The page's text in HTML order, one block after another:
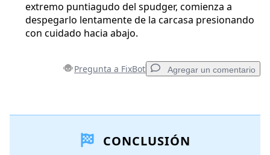
extremo puntiagudo del spudger, comienza a
despegarlo lentamente de la carcasa presionando
con cuidado hacia abajo.
Pregunta a FixBot Agregar un comentario
Agregar ComentarioCONCLUSIÓN